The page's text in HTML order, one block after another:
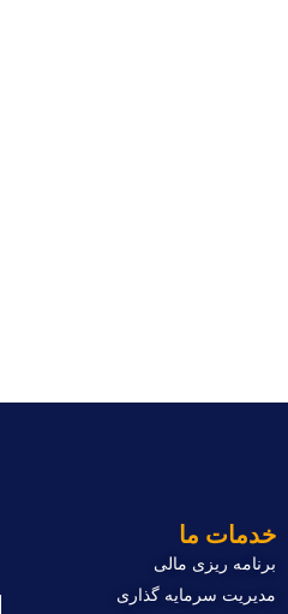
خدمات ما
برنامه ریزی مالی
مدیریت سرمایه گذاری